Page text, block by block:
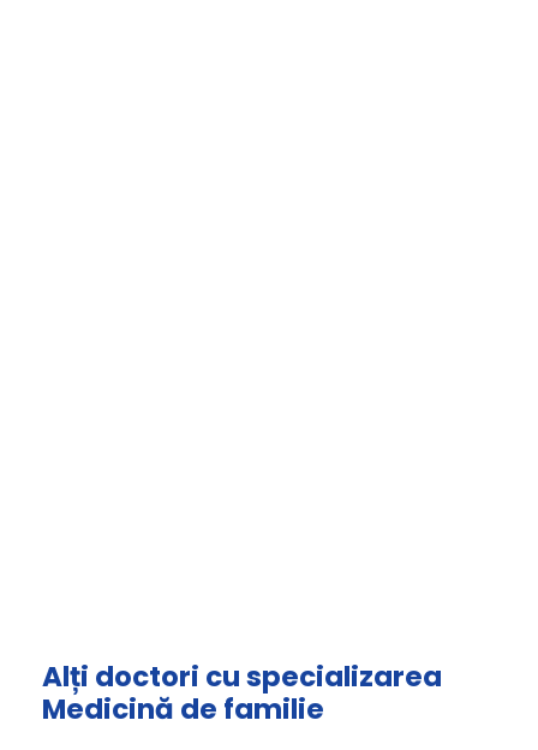
Alți doctori cu specializarea
Medicină de familie